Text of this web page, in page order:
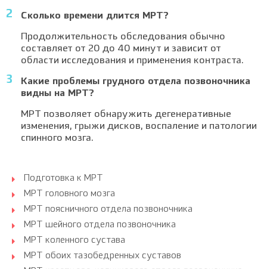
Сколько времени длится МРТ?
Продолжительность обследования обычно
составляет от 20 до 40 минут и зависит от
области исследования и применения контраста.
Какие проблемы грудного отдела позвоночника
видны на МРТ?
МРТ позволяет обнаружить дегенеративные
изменения, грыжи дисков, воспаление и патологии
спинного мозга.
Подготовка к МРТ
МРТ головного мозга
МРТ поясничного отдела позвоночника
МРТ шейного отдела позвоночника
МРТ коленного сустава
МРТ обоих тазобедренных суставов